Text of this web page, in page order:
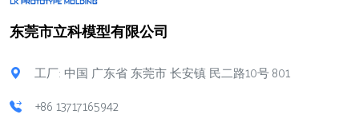
东莞市立科模型有限公司
工厂: 中国 广东省 东莞市 长安镇 民二路10号 801
+86 13717165942